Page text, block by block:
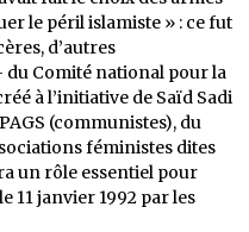
le péril islamiste » : ce fut
d’autres
Comité national pour la
à l’initiative de Saïd Sadi
(communistes), du
féministes dites
un rôle essentiel pour
11 janvier 1992 par les